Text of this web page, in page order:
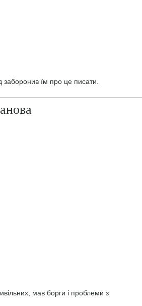
заборонив їм про це писати.
мав борги і проблеми з